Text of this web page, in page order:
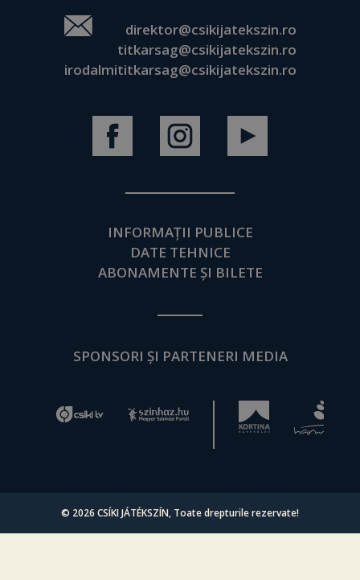
direktor@csikijatekszin.ro
titkarsag@csikijatekszin.ro
irodalmititkarsag@csikijatekszin.ro
INFORMAȚII PUBLICE
DATE TEHNICE
ABONAMENTE ȘI BILETE
SPONSORI ȘI PARTENERI MEDIA
© 2026 CSÍKI JÁTÉKSZÍN, Toate drepturile rezervate!